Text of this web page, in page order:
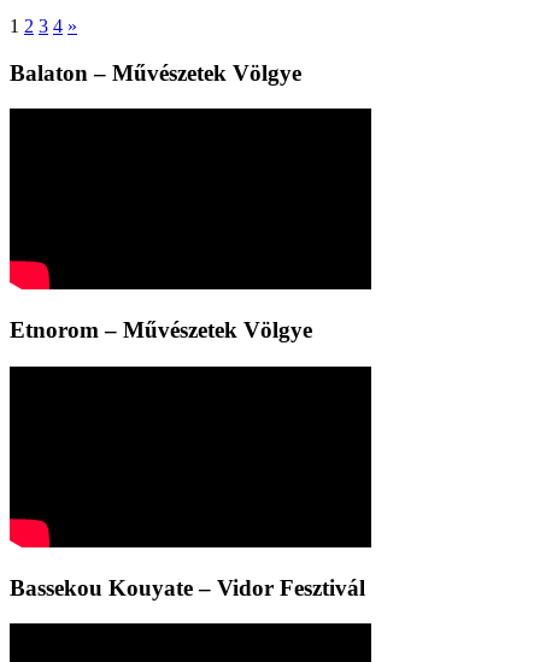
1 2 3 4 »
Balaton – Művészetek Völgye
Etnorom – Művészetek Völgye
Bassekou Kouyate – Vidor Fesztivál